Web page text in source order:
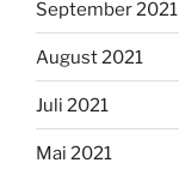
September 2021
August 2021
Juli 2021
Mai 2021